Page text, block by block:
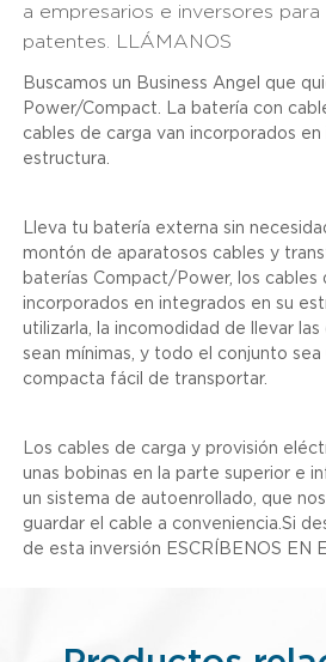
a empresarios e inversores
patentes. LLÁMANOS
Buscamos un Business Angel que
Power/Compact. La batería con
cables de carga van incorporados
estructura.
Lleva tu batería externa sin
montón de aparatosos cables y
baterías Compact/Power, los cables
incorporados en integrados en su
utilizarla, la incomodidad de llevar
sean mínimas, y todo el conjunto
compacta fácil de transportar.
Los cables de carga y provisión
unas bobinas en la parte superior e
un sistema de autoenrollado, que
guardar el cable a conveniencia.Si
de esta inversión ESCRÍBENOS EN